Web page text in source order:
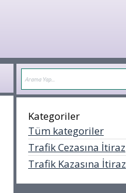
Kategoriler
Tüm kategoriler
Trafik Cezasına İtiraz
Trafik Kazasına İtiraz